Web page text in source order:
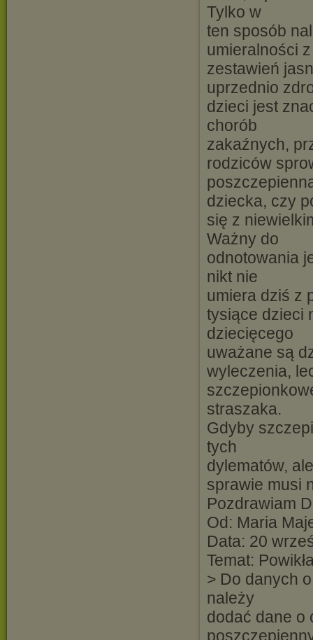
Tylko w
ten sposób
umieralności
zestawień
uprzednio
dzieci jest
chorób
zakaźnych,
rodziców
dziecka, czy
się z
Ważny do
odnotowania
nikt nie
umiera dziś z
tysiące dzieci
dziecięcego
uważane są
wyleczenia,
straszaka.
Gdyby
tych
dylematów,
sprawie musi
Pozdrawiam
Od: Maria
Data: 20
Temat:
> Do danych
należy
dodać dane o